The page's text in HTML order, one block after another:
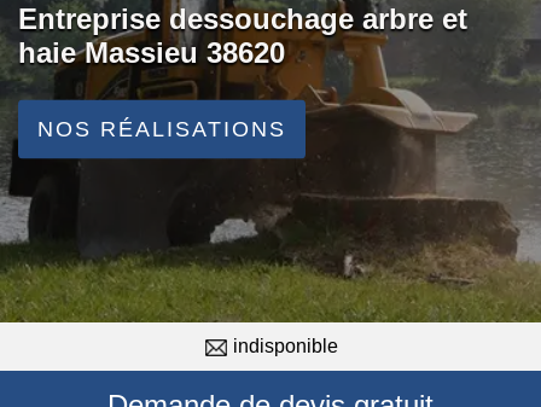
Entreprise dessouchage arbre et
haie Massieu 38620
NOS RÉALISATIONS
indisponible